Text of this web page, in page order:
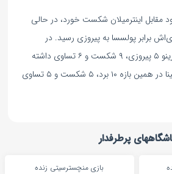
مقابل اینترمیلان شکست خورد، در حالی
برابر پولسسا به پیروزی رسید. در
مجموع ۲۰ بازی اخیر، تورینو ۵ پیروزی، ۹ شکست و ۶ تساوی داشته
است، در حالی که فیورنتینا در همین بازه ۱۰ برد، ۵ شکست و ۵ تساوی
پرطرفدار
بازی منچسترسیتی زنده